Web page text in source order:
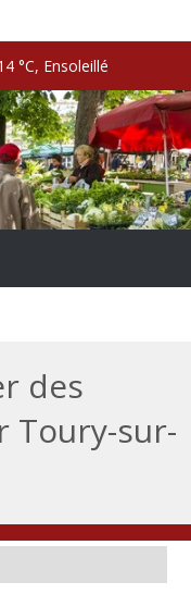
°C, Ensoleillé
des
Toury-sur-